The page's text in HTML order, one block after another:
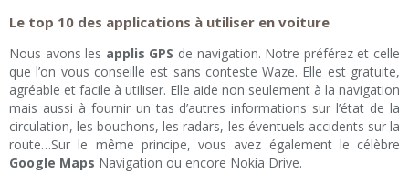
Le top 10 des applications à utiliser en voiture
Nous avons les applis GPS de navigation. Notre préférez et celle
que l’on vous conseille est sans conteste Waze. Elle est gratuite,
agréable et facile à utiliser. Elle aide non seulement à la navigation
mais aussi à fournir un tas d’autres informations sur l’état de la
circulation, les bouchons, les radars, les éventuels accidents sur la
route…Sur le même principe, vous avez également le célèbre
Google Maps Navigation ou encore Nokia Drive.